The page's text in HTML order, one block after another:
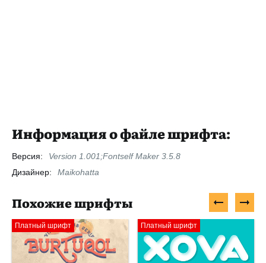
Информация о файле шрифта:
Версия:
Version 1.001;Fontself Maker 3.5.8
Дизайнер:
Maikohatta
Похожие шрифты
Платный шрифт Платный шрифт